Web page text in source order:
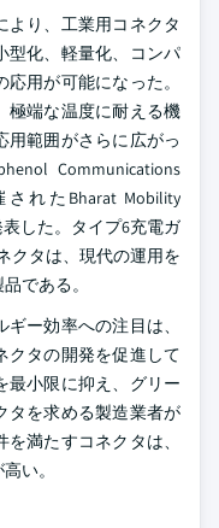
より、工業用コネクタ
型化、軽量化、コンパ
用が可能になった。
極端な温度に耐える機
用範囲がさらに広がっ
Communications
れたBharat Mobility
した。タイプ6充電ガ
クタは、現代の運用を
である。
ー効率への注目は、
クタの開発を促進して
最小限に抑え、グリー
タを求める製造業者が
満たすコネクタは、
い。